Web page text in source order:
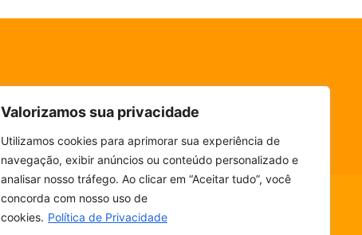
Valorizamos sua privacidade
Utilizamos cookies para aprimorar sua experiência de
navegação, exibir anúncios ou conteúdo personalizado e
analisar nosso tráfego. Ao clicar em “Aceitar tudo”, você
concorda com nosso uso de
cookies. Política de Privacidade
ESCUTE SEM PARAR! BAIXE O NOSSO APP.